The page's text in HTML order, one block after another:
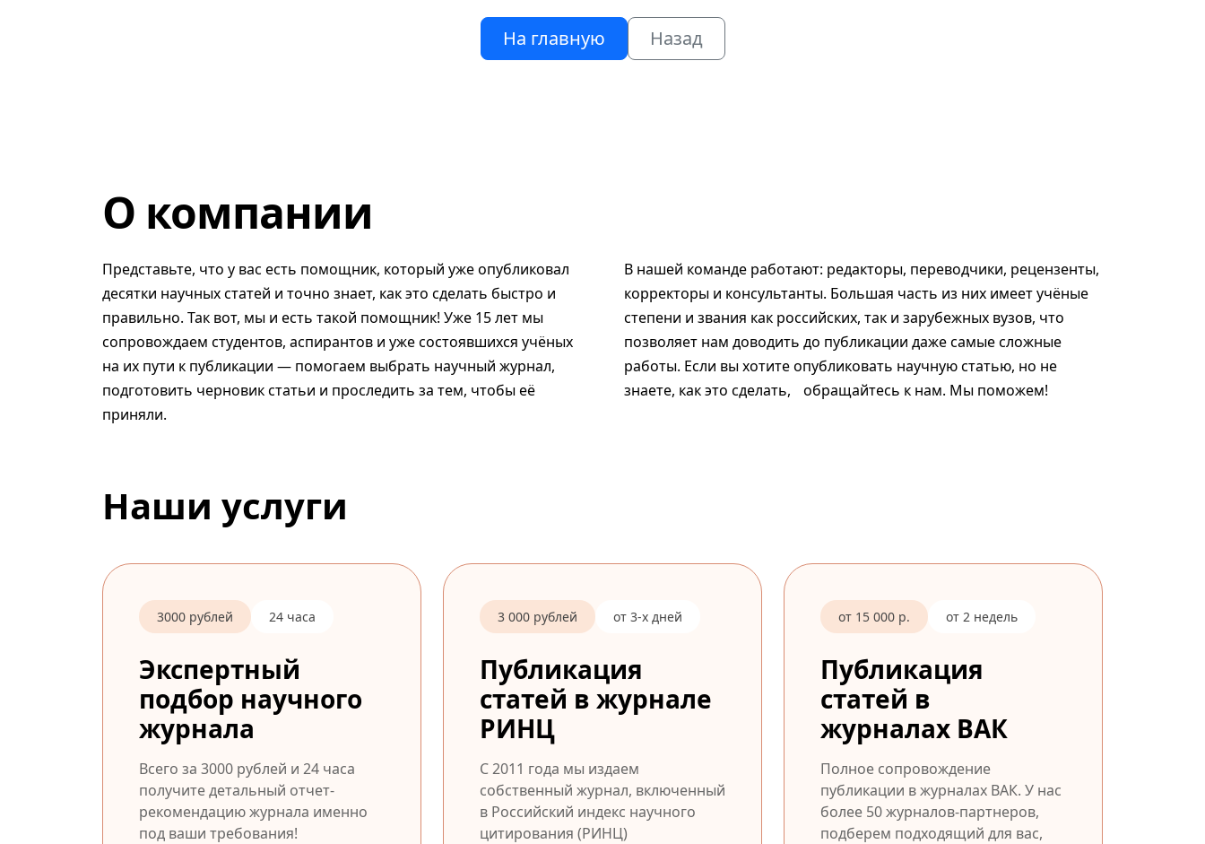
На главную Назад
О компании
Представьте, что у вас есть помощник, который уже опубликовал
десятки научных статей и точно знает, как это сделать быстро и
правильно. Так вот, мы и есть такой помощник! Уже 15 лет мы
сопровождаем студентов, аспирантов и уже состоявшихся учёных
на их пути к публикации — помогаем выбрать научный журнал,
подготовить черновик статьи и проследить за тем, чтобы её
приняли.
В нашей команде работают: редакторы, переводчики, рецензенты,
корректоры и консультанты. Большая часть из них имеет учёные
степени и звания как российских, так и зарубежных вузов, что
позволяет нам доводить до публикации даже самые сложные
работы. Если вы хотите опубликовать научную статью, но не
знаете, как это сделать, обращайтесь к нам. Мы поможем!
Наши услуги
3000 рублей 24 часа
Экспертный
подбор научного
журнала
Всего за 3000 рублей и 24 часа
получите детальный отчет-
рекомендацию журнала именно
под ваши требования!
3 000 рублей от 3-х дней
Публикация
статей в журнале
РИНЦ
С 2011 года мы издаем
собственный журнал, включенный
в Российский индекс научного
цитирования (РИНЦ)
от 15 000 р. от 2 недель
Публикация
статей в
журналах ВАК
Полное сопровождение
публикации в журналах ВАК. У нас
более 50 журналов-партнеров,
подберем подходящий для вас,